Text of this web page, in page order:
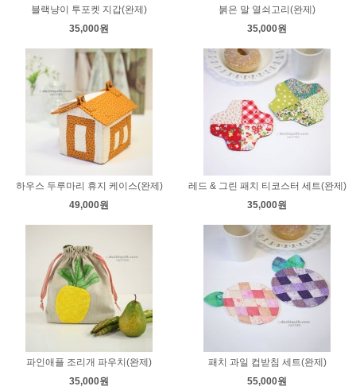
블랙냥이 투포켓 지갑(완제)
35,000원
붉은 말 열쇠고리(완제)
35,000원
하우스 두루마리 휴지 케이스(완제)
49,000원
레드 & 그린 패치 티코스터 세트(완제)
35,000원
파인애플 조리개 파우치(완제)
35,000원
패치 과일 컵받침 세트(완제)
55,000원